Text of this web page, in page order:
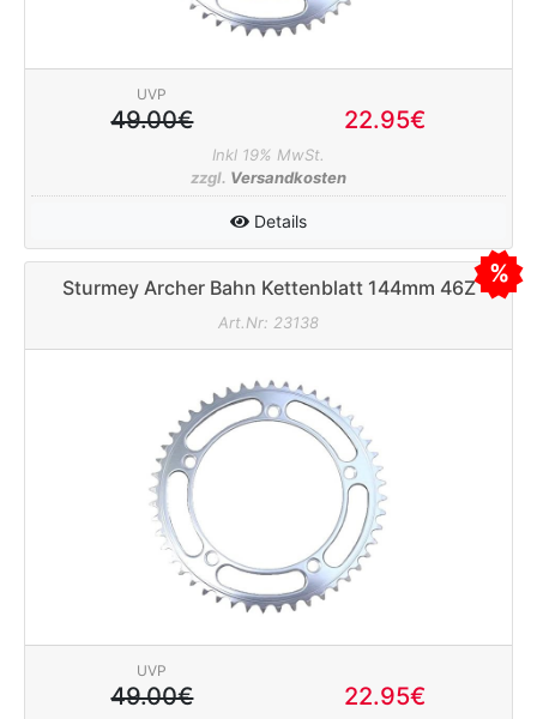
UVP
49.00€ 22.95€
Inkl 19% MwSt.
zzgl. Versandkosten
Details
Sturmey Archer Bahn Kettenblatt 144mm 46Z
1/8" (breit) silber
Art.Nr: 23138
UVP
49.00€ 22.95€